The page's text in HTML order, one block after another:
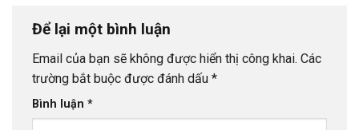
Để lại một bình luận
Email của bạn sẽ không được hiển thị công khai. Các
trường bắt buộc được đánh dấu *
Bình luận *